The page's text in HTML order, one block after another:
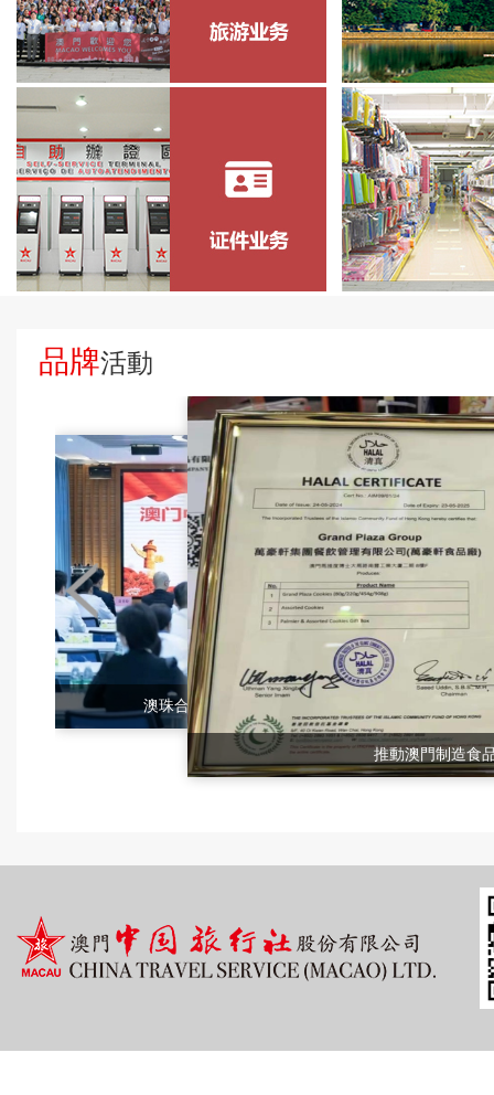
品牌活動
澳珠合作新領域——澳門中旅組織澳門廚...
推動澳門制造食